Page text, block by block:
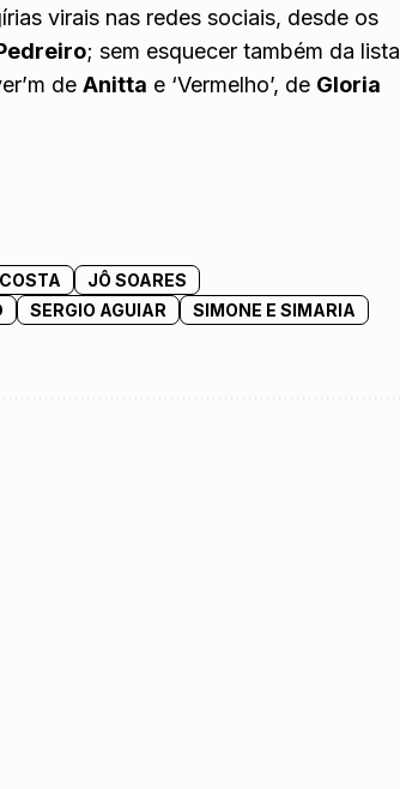
virais nas redes sociais, desde os
; sem esquecer também da lista
deAnitta e ‘Vermelho’, de Gloria
JÔ SOARES
SERGIO AGUIAR
SIMONE E SIMARIA